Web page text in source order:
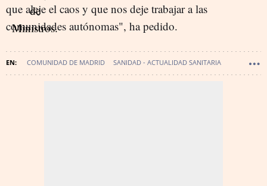
que aleje el caos y que nos deje trabajar a las
comunidades autónomas", ha pedido.
COMUNIDAD DE MADRID SANIDAD - ACTUALIDAD SANITARIA